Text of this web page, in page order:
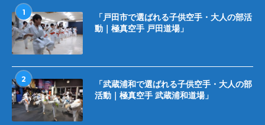
1
「戸田市で選ばれる子供空手・大人の部活
動｜極真空手 戸田道場」
2
「武蔵浦和で選ばれる子供空手・大人の部
活動｜極真空手 武蔵浦和道場」